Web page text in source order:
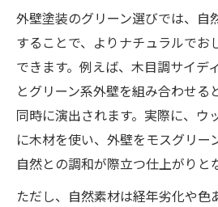
外壁塗装のグリーン選びでは、自
することで、よりナチュラルでお
できます。例えば、木目調サイデ
とグリーン系外壁を組み合わせる
同時に演出されます。実際に、ウ
に木材を使い、外壁をモスグリー
自然との調和が際立つ仕上がりと
ただし、自然素材は経年劣化や色